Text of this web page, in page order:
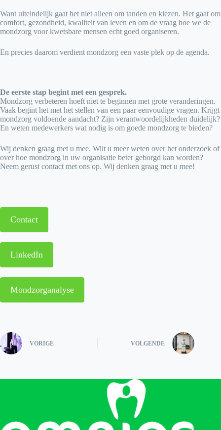
Want uiteindelijk gaat het niet alleen om tanden en kiezen. Het gaat om
comfort, gezondheid, kwaliteit van leven en om de vraag hoe we de
mondzorg voor kwetsbare mensen echt goed organiseren.
En precies daarom verdient mondzorg een vaste plek op de agenda.
De eerste stap begint met een gesprek.
Mondzorg verbeteren hoeft niet te beginnen met grote veranderingen.
Vaak begint het met het stellen van een paar eenvoudige vragen. Krijgt
mondzorg voldoende aandacht? Zijn verantwoordelijkheden duidelijk?
En weten medewerkers wat nodig is om goede mondzorg te bieden?
Wij denken graag met u mee. Wilt u meer weten over het onderzoek of
over hoe mondzorg in uw organisatie beter geborgd kan worden?
Neem gerust contact met ons op. Wij denken graag met u mee!
Contact
LinkedIn
Mondzorganalyse
VORIGE VOLGENDE